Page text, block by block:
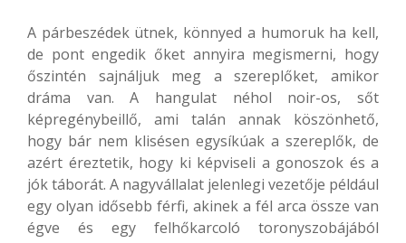
A párbeszédek ütnek, könnyed a humoruk ha kell,
de pont engedik őket annyira megismerni, hogy
őszintén sajnáljuk meg a szereplőket, amikor
dráma van. A hangulat néhol noir-os, sőt
képregénybeillő, ami talán annak köszönhető,
hogy bár nem klisésen egysíkúak a szereplők, de
azért éreztetik, hogy ki képviseli a gonoszok és a
jók táborát. A nagyvállalat jelenlegi vezetője például
egy olyan idősebb férfi, akinek a fél arca össze van
égve és egy felhőkarcoló toronyszobájából